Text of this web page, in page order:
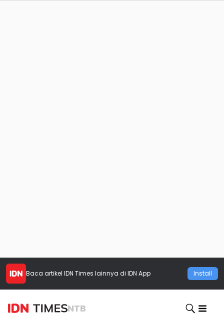
Baca artikel IDN Times lainnya di IDN App Install
NTB